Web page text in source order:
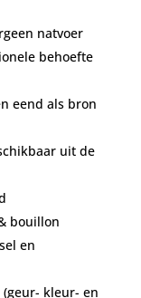
natvoer
behoefte
eend als bron
uit de
bouillon
en
kleur- en